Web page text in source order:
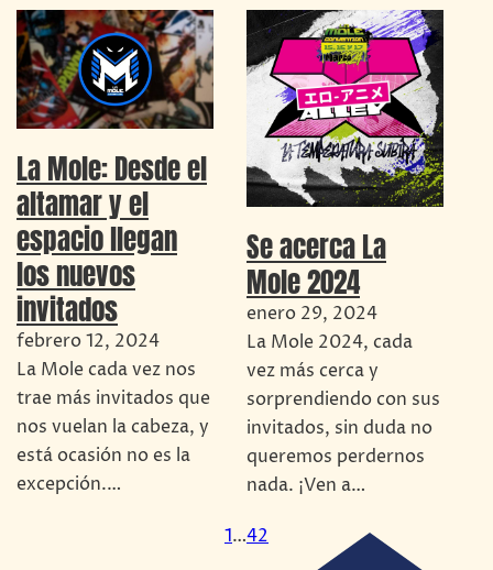
La Mole: Desde el
altamar y el
espacio llegan
los nuevos
invitados
febrero 12, 2024
La Mole cada vez nos
trae más invitados que
nos vuelan la cabeza, y
está ocasión no es la
excepción.…
Se acerca La
Mole 2024
enero 29, 2024
La Mole 2024, cada
vez más cerca y
sorprendiendo con sus
invitados, sin duda no
queremos perdernos
nada. ¡Ven a…
1…42